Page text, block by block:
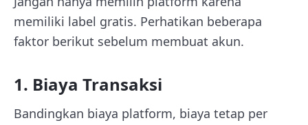
memiliki label gratis. Perhatikan beberapa
faktor berikut sebelum membuat akun.
1. Biaya Transaksi
Bandingkan biaya platform, biaya tetap per